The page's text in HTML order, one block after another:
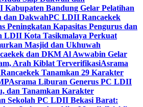
Kabupaten Bandung Gelar Pelatihan
dan DakwahPC LDII Rancaekek
Peningkatan Kapasitas Pengurus dan
LDII Kota Tasikmalaya Perkuat
Masjid dan Ukhuwah
dan DKM Al Awwabin Gelar
Arah Kiblat TerverifikasiAsrama
Tanamkan 29 Karakter
Asrama Liburan Generus PC LDII
dan Tanamkan Karakter
Sekolah PC LDII Bekasi Barat: